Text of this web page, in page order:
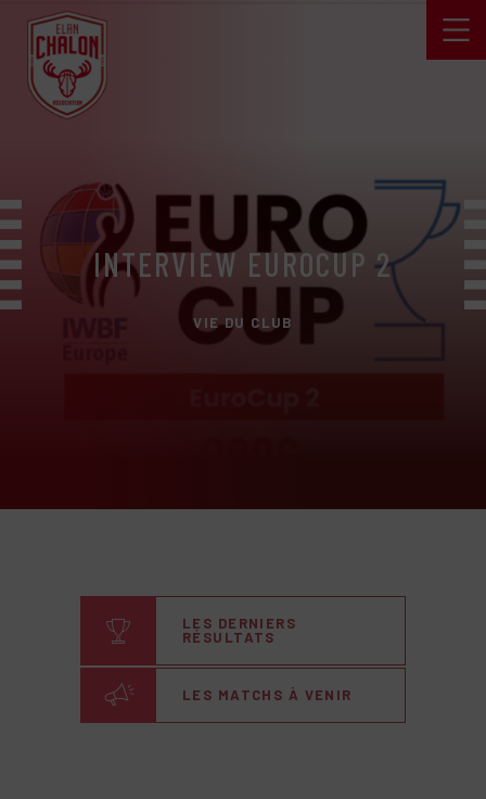
INTERVIEW EUROCUP 2
VIE DU CLUB
LES DERNIERS
RÉSULTATS
LES MATCHS À VENIR